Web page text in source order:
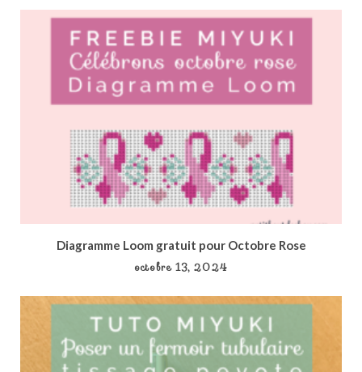
Diagramme Loom gratuit pour Octobre Rose
octobre 13, 2024